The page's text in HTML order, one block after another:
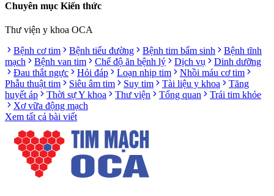
Chuyên mục Kiến thức
Thư viện y khoa OCA
Bệnh cơ tim
Bệnh tiểu đường Bệnh tim bẩm sinh
Bệnh tĩnh
mạch
Bệnh van tim Chế độ ăn bệnh lý Dịch vụ
Dinh dưỡng
Đau thắt ngực
Hỏi đáp Loạn nhịp tim
Nhồi máu cơ tim
Phẫu thuật tim
Siêu âm tim Suy tim Tài liệu y khoa
Tăng
huyết áp
Thời sự Y khoa Thư viện Tổng quan
Trái tim khỏe
Xơ vữa động mạch
Xem tất cả bài viết